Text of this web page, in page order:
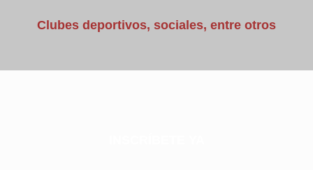
Clubes deportivos, sociales, entre otros